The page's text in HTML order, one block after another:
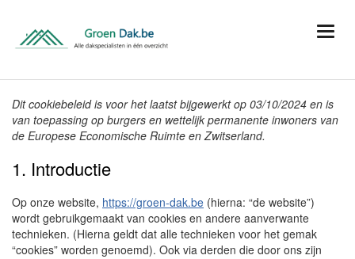
Dit cookiebeleid is voor het laatst bijgewerkt op 03/10/2024 en is
van toepassing op burgers en wettelijk permanente inwoners van
de Europese Economische Ruimte en Zwitserland.
1. Introductie
Op onze website, https://groen-dak.be (hierna: “de website”)
wordt gebruikgemaakt van cookies en andere aanverwante
technieken. (Hierna geldt dat alle technieken voor het gemak
“cookies” worden genoemd). Ook via derden die door ons zijn